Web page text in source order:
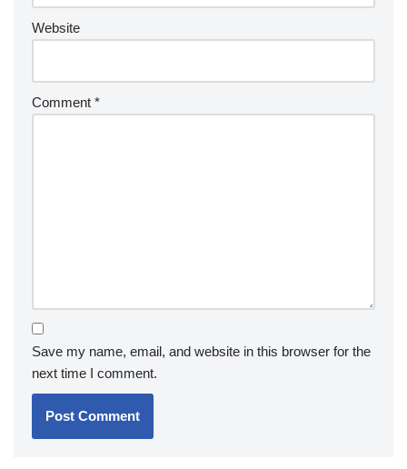
Website
Comment *
Save my name, email, and website in this browser for the
next time I comment.